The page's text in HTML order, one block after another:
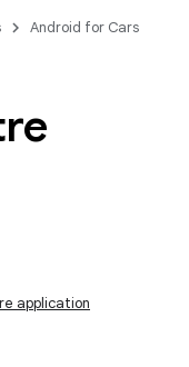
Android for Cars
application